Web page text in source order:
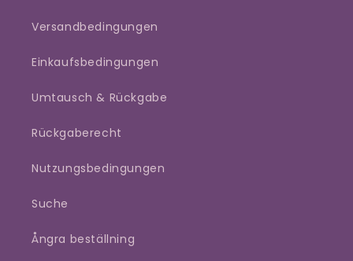
Versandbedingungen
Einkaufsbedingungen
Umtausch & Rückgabe
Rückgaberecht
Nutzungsbedingungen
Suche
Ångra beställning